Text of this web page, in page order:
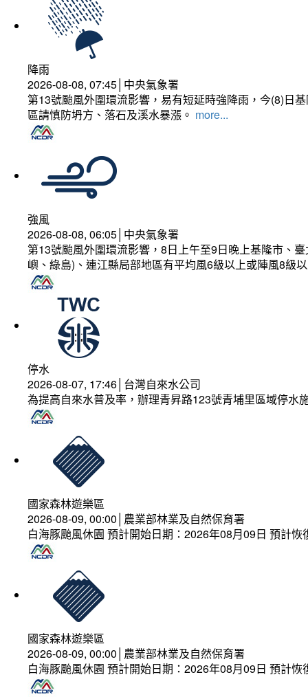
降雨
2026-08-08, 07:45│中央氣象署
第13號颱風外圍環流影響，易有短延時強降雨，今(8)日
區請慎防坍方、落石及溪水暴漲。 more...
強風
2026-08-08, 06:05│中央氣象署
第13號颱風外圍環流影響，8日上午至9日晚上基隆市、
嶼、綠島)、連江縣局部地區有平均風6級以上或陣風8級
停水
2026-08-07, 17:46│台灣自來水公司
為提高自來水普及率，辦理青昇路123號青埔里區域停水
國家森林遊樂區
2026-08-09, 00:00│農業部林業及自然保育署
白海豚颱風休園 預計開始日期：2026年08月09日 預計
國家森林遊樂區
2026-08-09, 00:00│農業部林業及自然保育署
白海豚颱風休園 預計開始日期：2026年08月09日 預計